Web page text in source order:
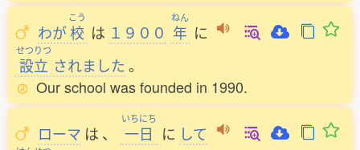
わが
こう
校 は １９００
ねん
年 に
せつりつ
設立 されました。
Our school was founded in 1990.
ローマ は 、
いちにち
一日 に して